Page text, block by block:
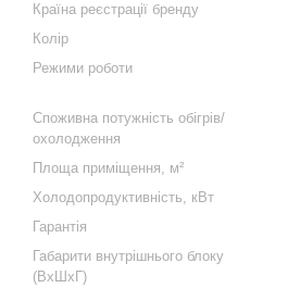
Країна реєстрації бренду
Колір
Режими роботи
Споживна потужність обігрів/
охолодження
Площа приміщення, м²
Холодопродуктивність, кВт
Гарантія
Габарити внутрішнього блоку
(ВхШхГ)